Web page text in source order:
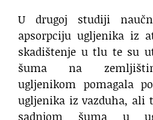
U drugoj studiji
apsorpciju ugljenika iz
skadištenje u tlu te su
šuma na
ugljenikom pomagala
ugljenika iz vazduha, ali
sadnjom šuma u